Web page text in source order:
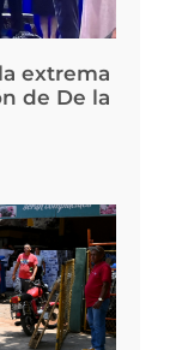
extrema
de De la